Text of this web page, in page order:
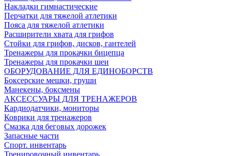
Накладки гимнастические
Перчатки для тяжелой атлетики
Пояса для тяжелой атлетики
Расширители хвата для грифов
Стойки для грифов, дисков, гантелей
Тренажеры для прокачки бицепца
Тренажеры для прокачки шеи
ОБОРУДОВАНИЕ ДЛЯ ЕДИНОБОРСТВ
Боксерские мешки, груши
Манекены, боксмены
АКСЕССУАРЫ ДЛЯ ТРЕНАЖЕРОВ
Кардиодатчики, мониторы
Коврики для тренажеров
Смазка для беговых дорожек
Запасные части
Спорт. инвентарь
Тренировочный инвентарь